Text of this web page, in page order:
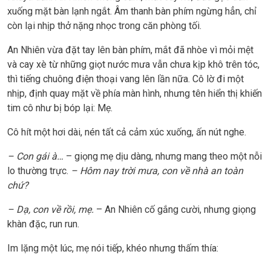
xuống mặt bàn lạnh ngắt. Âm thanh bàn phím ngừng hẳn, chỉ
còn lại nhịp thở nặng nhọc trong căn phòng tối.
An Nhiên vừa đặt tay lên bàn phím, mắt đã nhòe vì mỏi mệt
và cay xè từ những giọt nước mưa vẫn chưa kịp khô trên tóc,
thì tiếng chuông điện thoại vang lên lần nữa. Cô lờ đi một
nhịp, định quay mặt về phía màn hình, nhưng tên hiển thị khiến
tim cô như bị bóp lại: Mẹ.
Cô hít một hơi dài, nén tất cả cảm xúc xuống, ấn nút nghe.
– Con gái à… – giọng mẹ dịu dàng, nhưng mang theo một nỗi
lo thường trực. – Hôm nay trời mưa, con về nhà an toàn
chứ?
– Dạ, con về rồi, mẹ. – An Nhiên cố gắng cười, nhưng giọng
khàn đặc, run run.
Im lặng một lúc, mẹ nói tiếp, khéo nhưng thấm thía: